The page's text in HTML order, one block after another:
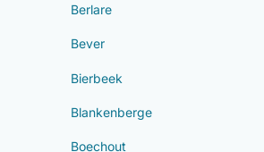
Berlare
Bever
Bierbeek
Blankenberge
Boechout